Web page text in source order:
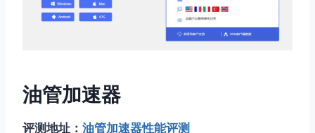
油管加速器
评测地址： 油管加速器性能评测